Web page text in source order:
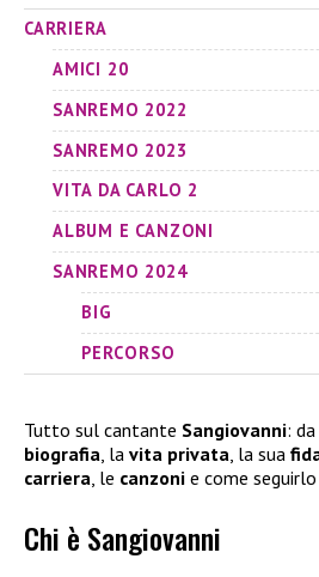
CARRIERA
AMICI 20
SANREMO 2022
SANREMO 2023
VITA DA CARLO 2
ALBUM E CANZONI
SANREMO 2024
BIG
PERCORSO
Tutto sul cantante Sangiovanni: da
biografia , la vita privata , la sua
carriera , le canzoni e come seguirlo
Chi è Sangiovanni